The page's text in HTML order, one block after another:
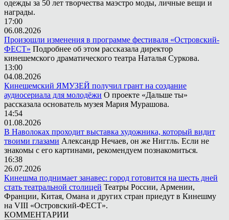
одежды за 50 лет творчества маэстро моды, личные вещи и
награды.
17:00
06.08.2026
Произошли изменения в программе фестиваля «Островский-
ФЕСТ» Подробнее об этом рассказала директор
кинешемского драматического театра Наталья Суркова.
13:00
04.08.2026
Кинешемский ЯМУЗЕЙ получил грант на создание
аудиосериала для молодёжи О проекте «Дальше ты»
рассказала основатель музея Мария Мурашова.
14:54
01.08.2026
В Наволоках проходит выставка художника, который видит
твоими глазами Александр Нечаев, он же Ниггль. Если не
знакомы с его картинами, рекомендуем познакомиться.
16:38
26.07.2026
Кинешма поднимает занавес: город готовится на шесть дней
стать театральной столицей Театры России, Армении,
Франции, Китая, Омана и других стран приедут в Кинешму
на VIII «Островский-ФЕСТ».
КОММЕНТАРИИ